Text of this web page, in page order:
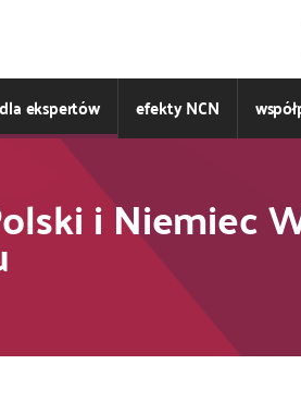
dla ekspertów efekty NCN
i Niemiec